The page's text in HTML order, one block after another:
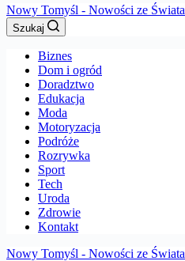
Nowy Tomyśl - Nowości ze Świata
Szukaj
Biznes
Dom i ogród
Doradztwo
Edukacja
Moda
Motoryzacja
Podróże
Rozrywka
Sport
Tech
Uroda
Zdrowie
Kontakt
Nowy Tomyśl - Nowości ze Świata